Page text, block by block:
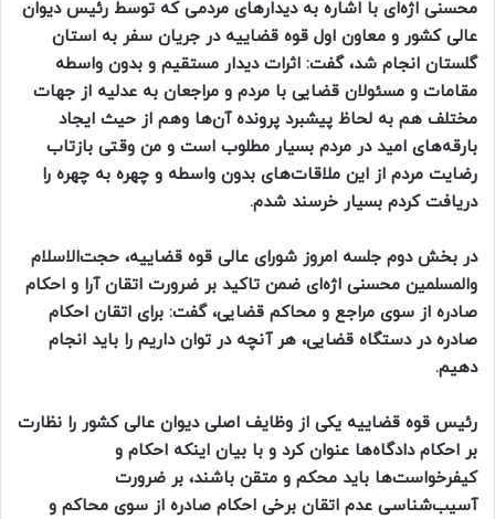
محسنی اژه‌ای با اشاره به دیدارهای مردمی که توسط رئیس دیوان
عالی کشور و معاون اول قوه قضاییه در جریان سفر به استان
گلستان انجام شد، گفت: اثرات دیدار مستقیم و بدون واسطه
مقامات و مسئولان قضایی با مردم و مراجعان به عدلیه از جهات
مختلف هم به لحاظ پیشبرد پرونده آن‌ها وهم از حیث ایجاد
بارقه‌های امید در مردم بسیار مطلوب است و من وقتی بازتاب
رضایت مردم از این ملاقات‌های بدون واسطه و چهره به چهره را
دریافت کردم بسیار خرسند شدم.
در بخش دوم جلسه امروز شورای عالی قوه قضاییه، حجت‌الاسلام
والمسلمین محسنی اژه‌ای ضمن تاکید بر ضرورت اتقان آرا و احکام
صادره از سوی مراجع و محاکم قضایی، گفت: برای اتقان احکام
صادره در دستگاه قضایی، هر آنچه در توان داریم را باید انجام
دهیم.
رئیس قوه قضاییه یکی از وظایف اصلی دیوان عالی کشور را نظارت
بر احکام دادگاه‌ها عنوان کرد و با بیان اینکه احکام و
کیفرخواست‌ها باید محکم و متقن باشند، بر ضرورت
آسیب‌شناسی عدم اتقان برخی احکام صادره از سوی محاکم و